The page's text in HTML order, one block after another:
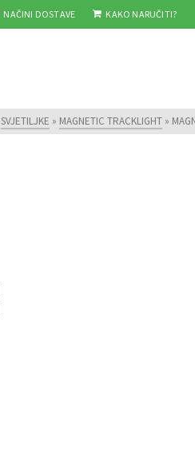
NAČINI DOSTAVE KAKO NARUČITI?
SVJETILJKE » MAGNETIC TRACKLIGHT »